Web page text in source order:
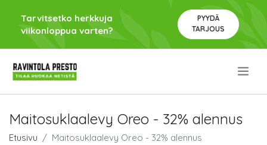
Tarvitsetko herkkuja
viikonloppua varten?
PYYDÄ
TARJOUS
Maitosuklaalevy Oreo - 32% alennus
Etusivu Maitosuklaalevy Oreo - 32% alennus